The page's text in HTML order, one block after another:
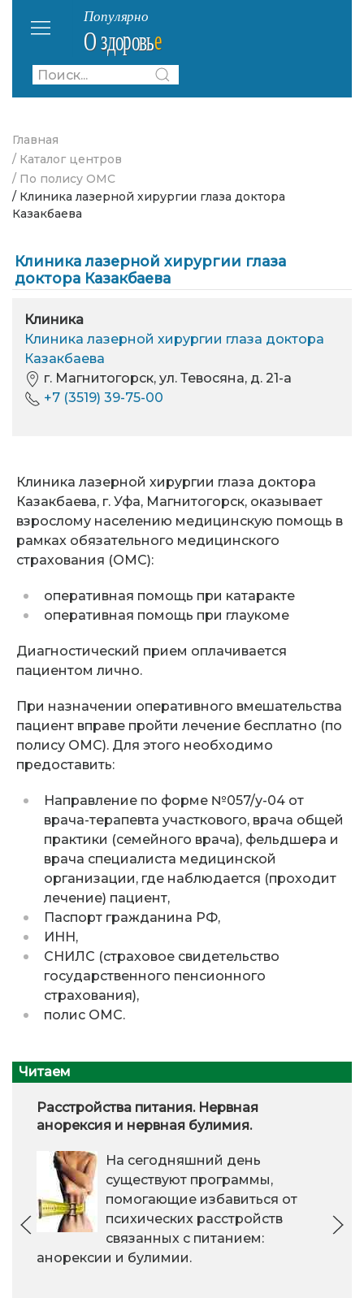
Главная
/ Каталог центров
/ По полису ОМС
/ Клиника лазерной хирургии глаза доктора
Казакбаева
Клиника лазерной хирургии глаза
доктора Казакбаева
Клиника
Клиника лазерной хирургии глаза доктора
Казакбаева
г. Магнитогорск, ул. Тевосяна, д. 21-а
+7 (3519) 39-75-00
Клиника лазерной хирургии глаза доктора
Казакбаева, г. Уфа, Магнитогорск, оказывает
взрослому населению медицинскую помощь в
рамках обязательного медицинского
страхования (ОМС):
оперативная помощь при катаракте
оперативная помощь при глаукоме
Диагностический прием оплачивается
пациентом лично.
При назначении оперативного вмешательства
пациент вправе пройти лечение бесплатно (по
полису ОМС). Для этого необходимо
предоставить:
Направление по форме №057/у-04 от
врача-терапевта участкового, врача общей
практики (семейного врача), фельдшера и
врача специалиста медицинской
организации, где наблюдается (проходит
лечение) пациент,
Паспорт гражданина РФ,
ИНН,
СНИЛС (страховое свидетельство
государственного пенсионного
страхования),
полис ОМС.
Читаем
Расстройства питания. Нервная
анорексия и нервная булимия.
На сегодняшний день
существуют программы,
помогающие избавиться от
психических расстройств
связанных с питанием:
анорексии и булимии.